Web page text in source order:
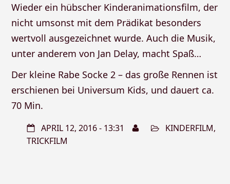
Wieder ein hübscher Kinderanimationsfilm, der
nicht umsonst mit dem Prädikat besonders
wertvoll ausgezeichnet wurde. Auch die Musik,
unter anderem von Jan Delay, macht Spaß…
Der kleine Rabe Socke 2 – das große Rennen ist
erschienen bei Universum Kids, und dauert ca.
70 Min.
APRIL 12, 2016 - 13:31 KINDERFILM,
TRICKFILM